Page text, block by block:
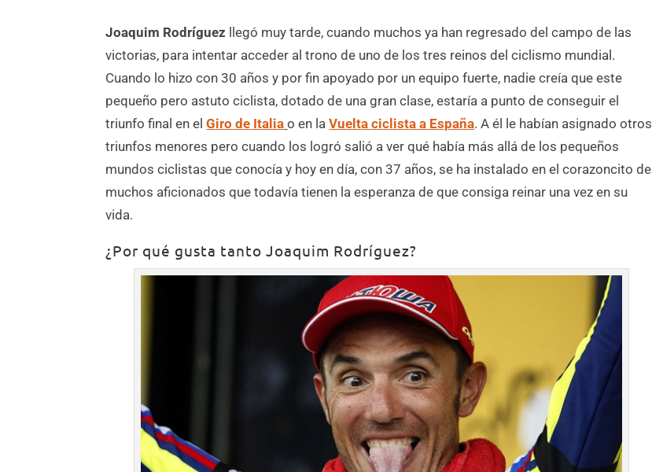
Joaquim Rodríguez llegó muy tarde, cuando muchos ya han regresado del campo de las
victorias, para intentar acceder al trono de uno de los tres reinos del ciclismo mundial.
Cuando lo hizo con 30 años y por fin apoyado por un equipo fuerte, nadie creía que este
pequeño pero astuto ciclista, dotado de una gran clase, estaría a punto de conseguir el
triunfo final en elGiro de Italia o en laVuelta ciclista a España. A él le habían asignado otros
triunfos menores pero cuando los logró salió a ver qué había más allá de los pequeños
mundos ciclistas que conocía y hoy en día, con 37 años, se ha instalado en el corazoncito de
muchos aficionados que todavía tienen la esperanza de que consiga reinar una vez en su
vida.
¿Por qué gusta tanto Joaquim Rodríguez?